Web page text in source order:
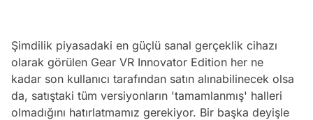
Şimdilik piyasadaki en güçlü sanal gerçeklik cihazı
olarak görülen Gear VR Innovator Edition her ne
kadar son kullanıcı tarafından satın alınabilinecek olsa
da, satıştaki tüm versiyonların 'tamamlanmış' halleri
olmadığını hatırlatmamız gerekiyor. Bir başka deyişle